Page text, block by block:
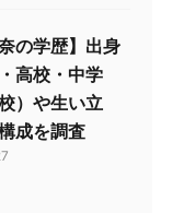
の学歴】出身
高校・中学
）や生い立
成を調査